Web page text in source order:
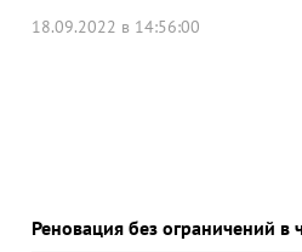
18.09.2022 в 14:56:00
Реновация без ограничений в